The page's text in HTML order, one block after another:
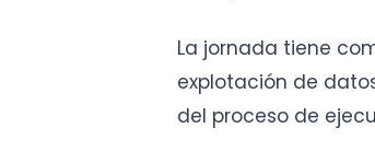
La jornada tiene
explotación de
del proceso de